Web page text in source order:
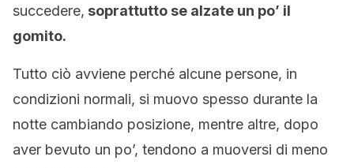
succedere, soprattutto se alzate un po’ il
gomito.
Tutto ciò avviene perché alcune persone, in
condizioni normali, si muovo spesso durante la
notte cambiando posizione, mentre altre, dopo
aver bevuto un po’, tendono a muoversi di meno